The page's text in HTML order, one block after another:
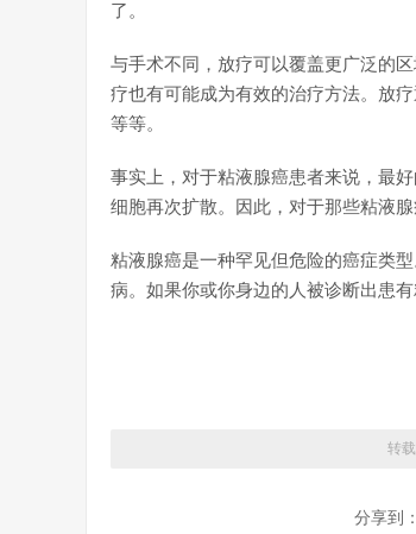
了。
与手术不同，放疗可以覆盖更广泛的
疗也有可能成为有效的治疗方法。放
等等。
事实上，对于粘液腺癌患者来说，最
细胞再次扩散。因此，对于那些粘液
粘液腺癌是一种罕见但危险的癌症类
病。如果你或你身边的人被诊断出患
转载
分享到：